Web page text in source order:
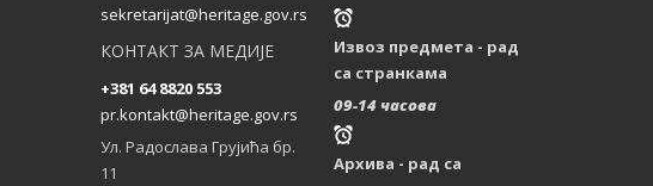
...
Додела награда
Друштва
конзерватора Србије
sekretarijat@heritage.gov.rs
КОНТАКТ ЗА МЕДИЈЕ
+381 64 8820 553
pr.kontakt@heritage.gov.rs
Ул. Радослава Грујића бр.
11
Извоз предмета - рад
са странкама
09-14 часова
Архива - рад са